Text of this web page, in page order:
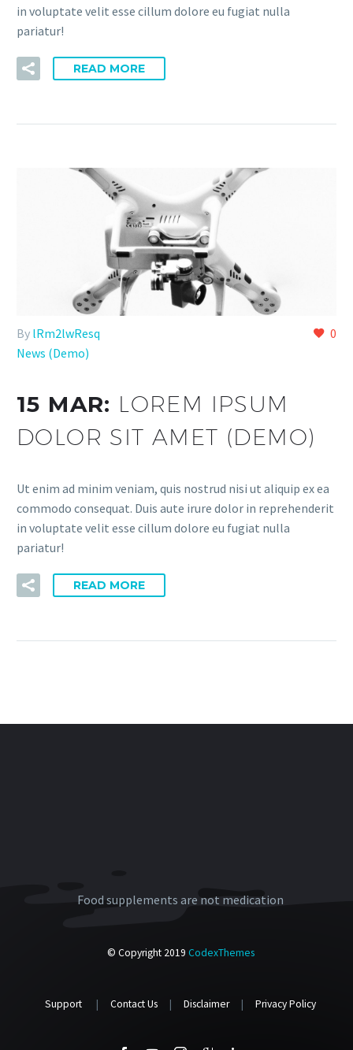
in voluptate velit esse cillum dolore eu fugiat nulla
pariatur!
READ MORE
0
By lRm2lwResq
News (Demo)
15 MAR: LOREM IPSUM
DOLOR SIT AMET (DEMO)
Ut enim ad minim veniam, quis nostrud nisi ut aliquip ex ea
commodo consequat. Duis aute irure dolor in reprehenderit
in voluptate velit esse cillum dolore eu fugiat nulla
pariatur!
READ MORE
Food supplements are not medication
© Copyright 2019 CodexThemes
Support | Contact Us | Disclaimer | Privacy Policy